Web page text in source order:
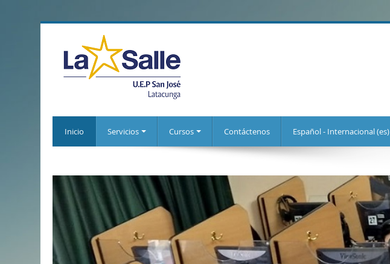
Inicio Servicios Cursos Contáctenos Español - Internacional (es)